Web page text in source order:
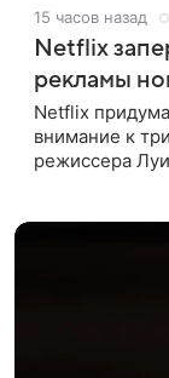
15 часов назад
Netflix
рекламы
Netflix
внимание к
режиссера